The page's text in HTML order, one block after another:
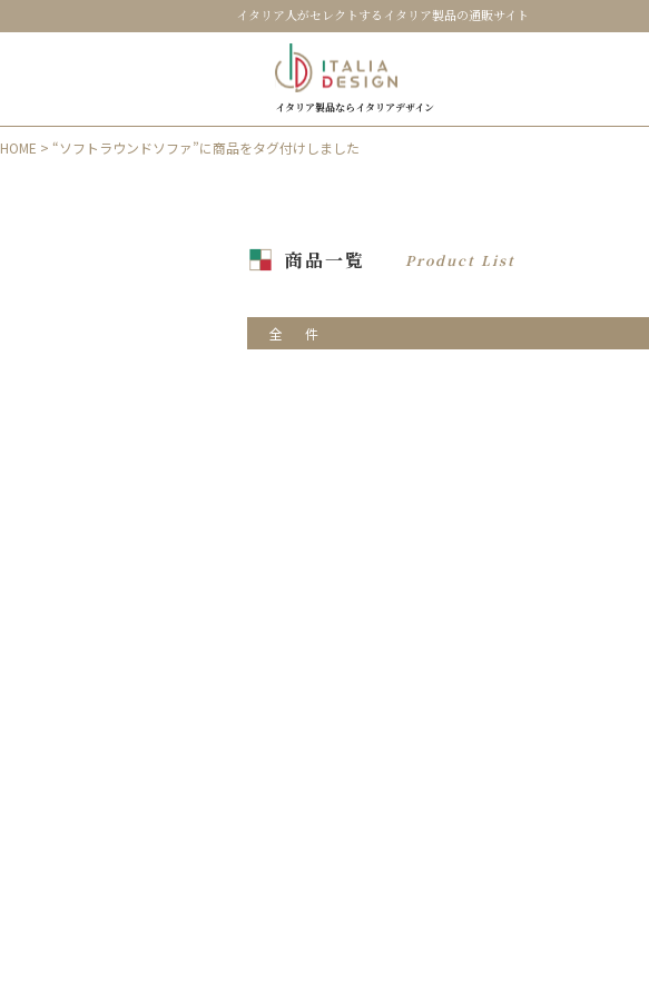
イタリア人がセレクトするイタリア製品の通販サイト
イタリア製品ならイタリアデザイン
HOME > “ソフトラウンドソファ”に商品をタグ付けしました
商品一覧 Product List
全 件